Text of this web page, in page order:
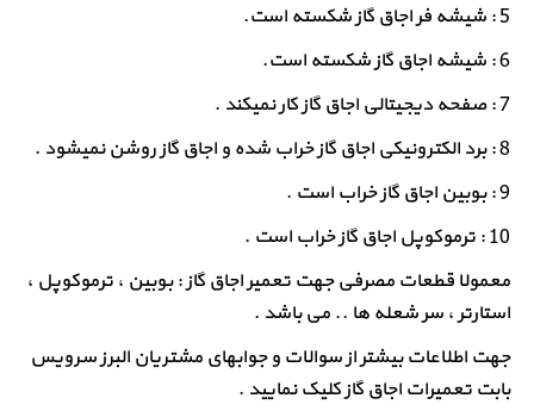
5 : شیشه فر اجاق گاز شکسته است.
6 : شیشه اجاق گاز شکسته است.
7 : صفحه دیجیتالی اجاق گاز کار نمیکند .
8 : برد الکترونیکی اجاق گاز خراب شده و اجاق گاز روشن نمیشود .
9 : بوبین اجاق گاز خراب است .
10 : ترموکوپل اجاق گاز خراب است .
معمولا قطعات مصرفی جهت تعمیر اجاق گاز : بوبین ، ترموکوپل ،
استارتر ، سر شعله ها .. می باشد .
جهت اطلاعات بیشتر از سوالات و جوابهای مشتریان البرز سرویس
بابت تعمیرات اجاق گاز کلیک نمایید .